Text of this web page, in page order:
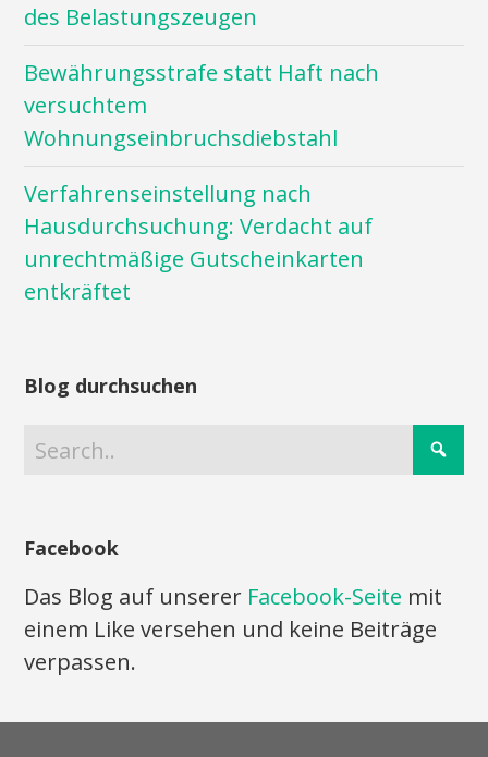
des Belastungszeugen
Bewährungsstrafe statt Haft nach
versuchtem
Wohnungseinbruchsdiebstahl
Verfahrenseinstellung nach
Hausdurchsuchung: Verdacht auf
unrechtmäßige Gutscheinkarten
entkräftet
Blog durchsuchen
Facebook
Das Blog auf unserer Facebook-Seite mit
einem Like versehen und keine Beiträge
verpassen.